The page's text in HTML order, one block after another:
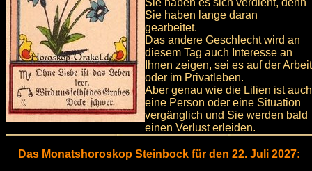
Sie haben es sich verdient, denn
Sie haben lange daran
gearbeitet.
Das andere Geschlecht wird an
diesem Tag auch Interesse an
Ihnen zeigen, sei es auf der Arbeit
oder im Privatleben.
Aber genau wie die Lilien ist auch
eine Person oder eine Situation
vergänglich und Sie werden bald
einen Verlust erleiden.
Das Monatshoroskop Steinbock für den 22. Juli 2027: